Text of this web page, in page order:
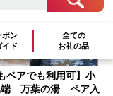
ポン
イド
全ての
お礼の品
ペアでも利用可】小
端 万葉の湯 ペア入